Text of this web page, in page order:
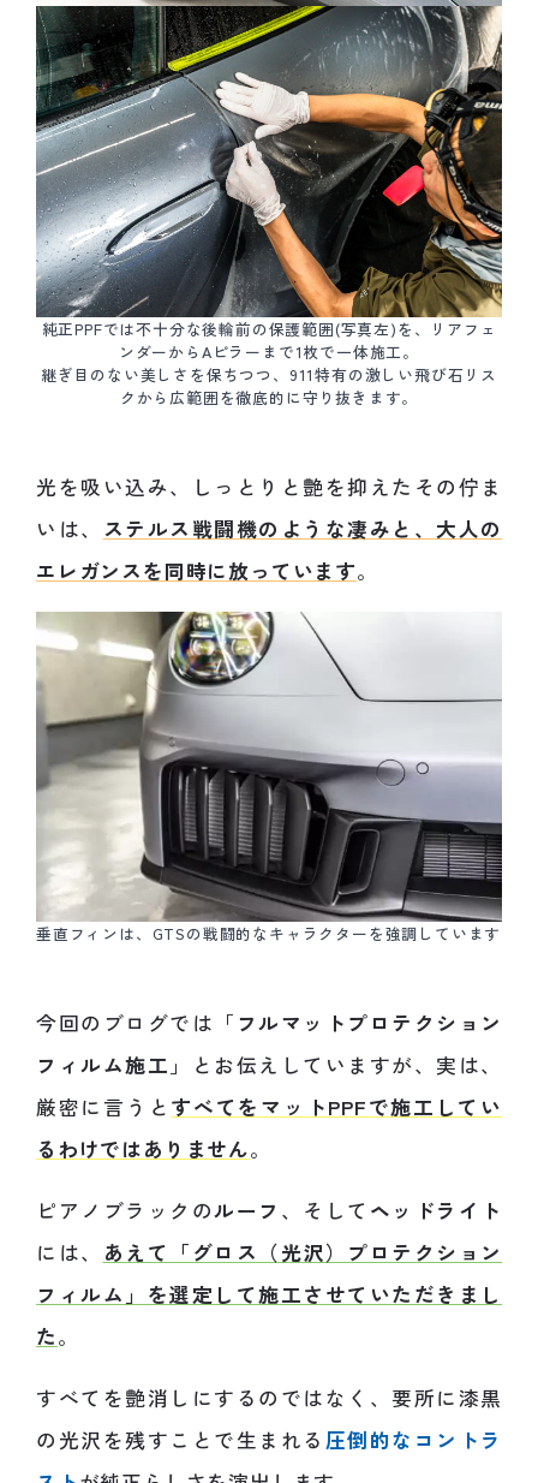
純正PPFでは不十分な後輪前の保護範囲(写真左)を、リアフェ
ンダーからAピラーまで1枚で一体施工。
継ぎ目のない美しさを保ちつつ、911特有の激しい飛び石リス
クから広範囲を徹底的に守り抜きます。
光を吸い込み、しっとりと艶を抑えたその佇ま
いは、
ステルス戦闘機のような凄みと、大人の
エレガンスを同時に放っています。
垂直フィンは、GTSの戦闘的なキャラクターを強調しています
今回のブログでは「 フルマットプロテクション
フィルム施工 」とお伝えしていますが、実は、
厳密に言うと すべてをマットPPFで施工してい
るわけではありません。
ピアノブラックのルーフ 、そして ヘッドライト
には、
あえて「グロス（光沢）プロテクション
フィルム」を選定して施工させていただきまし
た。
すべてを艶消しにするのではなく、要所に漆黒
の光沢を残すことで生まれる 圧倒的なコントラ